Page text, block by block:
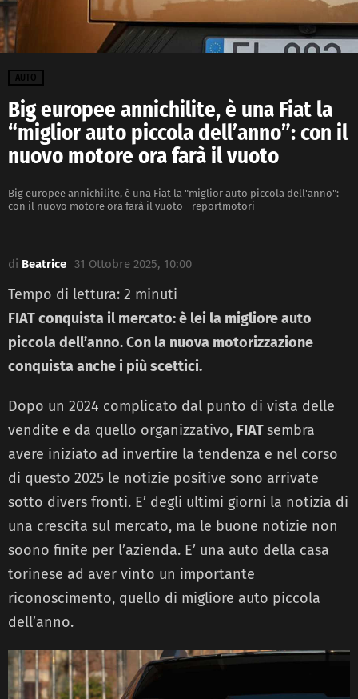
AUTO
Big europee annichilite, è una Fiat la
“miglior auto piccola dell’anno”: con il
nuovo motore ora farà il vuoto
Big europee annichilite, è una Fiat la "miglior auto piccola dell'anno":
con il nuovo motore ora farà il vuoto - reportmotori
di Beatrice 31 Ottobre 2025, 10:00
Tempo di lettura: 2 minuti
FIAT conquista il mercato: è lei la migliore auto
piccola dell’anno. Con la nuova motorizzazione
conquista anche i più scettici.
Dopo un 2024 complicato dal punto di vista delle
vendite e da quello organizzativo, FIATsembra
avere iniziato ad invertire la tendenza e nel corso
di questo 2025 le notizie positive sono arrivate
sotto divers fronti. E’ degli ultimi giorni la notizia di
una crescita sul mercato, ma le buone notizie non
soono finite per l’azienda. E’ una auto della casa
torinese ad aver vinto un importante
riconoscimento, quello di migliore auto piccola
dell’anno.